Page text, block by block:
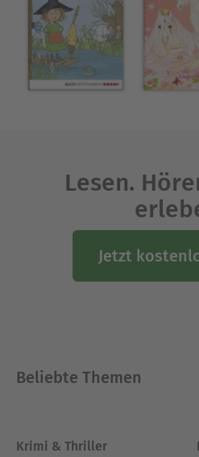
Lesen.
Jetzt
Beliebte Themen
Krimi & Thriller